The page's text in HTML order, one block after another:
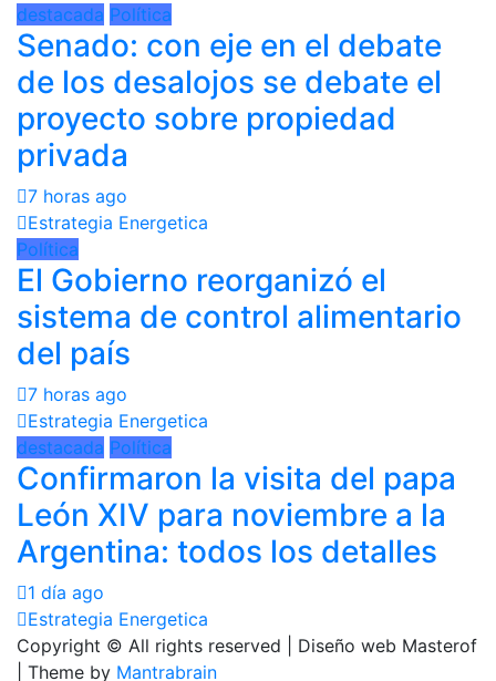
destacada Política
Senado: con eje en el debate
de los desalojos se debate el
proyecto sobre propiedad
privada
7 horas ago
Estrategia Energetica
Política
El Gobierno reorganizó el
sistema de control alimentario
del país
7 horas ago
Estrategia Energetica
destacada Política
Confirmaron la visita del papa
León XIV para noviembre a la
Argentina: todos los detalles
1 día ago
Estrategia Energetica
Copyright © All rights reserved | Diseño web Masterof
| Theme by Mantrabrain